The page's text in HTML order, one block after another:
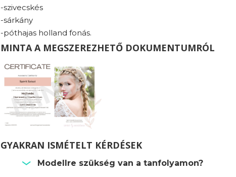
-szivecskés
-sárkány
-póthajas holland fonás.
MINTA A MEGSZEREZHETŐ DOKUMENTUMRÓL
GYAKRAN ISMÉTELT KÉRDÉSEK
Modellre szükség van a tanfolyamon?